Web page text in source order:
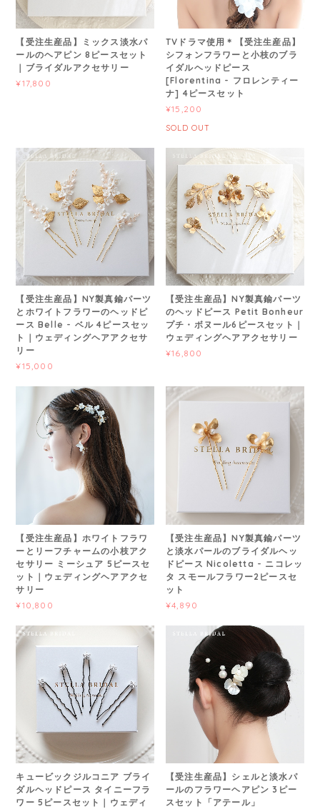
【受注生産品】ミックス淡水パ
ールのヘアピン 8ピースセット
｜ブライダルアクセサリー
¥17,800
TVドラマ使用＊【受注生産品】
シフォンフラワーと小枝のブラ
イダルヘッドピース
[Florentina - フロレンティー
ナ] 4ピースセット
¥15,200
SOLD OUT
【受注生産品】NY製真鍮パーツ
とホワイトフラワーのヘッドピ
ース Belle - ベル 4ピースセッ
ト｜ウェディングヘアアクセサ
リー
¥15,000
【受注生産品】NY製真鍮パーツ
のヘッドピース Petit Bonheur
プチ・ボヌール6ピースセット｜
ウェディングヘアアクセサリー
¥16,800
【受注生産品】ホワイトフラワ
ーとリーフチャームの小枝アク
セサリー ミーシュア 5ピースセ
ット｜ウェディングヘアアクセ
サリー
¥10,800
【受注生産品】NY製真鍮パーツ
と淡水パールのブライダルヘッ
ドピース Nicoletta - ニコレッ
タ スモールフラワー2ピースセ
ット
¥4,890
キュービックジルコニア ブライ
ダルヘッドピース タイニーフラ
ワー 5ピースセット｜ウェディ
【受注生産品】シェルと淡水パ
ールのフラワーヘアピン 3ピー
スセット「アテール」